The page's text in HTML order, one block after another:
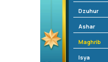
Dzuhur
Ashar
Maghrib
Isya